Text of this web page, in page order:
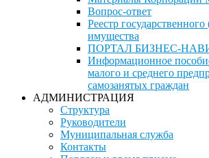
Вопрос-ответ
Реестр
имущества
ПОРТАЛ БИЗНЕС-
Информационное
малого и среднего
самозанятых граждан
АДМИНИСТРАЦИЯ
Структура
Руководители
Муниципальная служба
Контакты